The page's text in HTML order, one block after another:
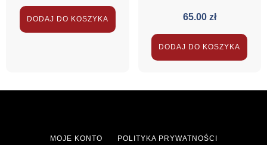
DODAJ DO KOSZYKA 65.00 zł
DODAJ DO KOSZYKA
MOJE KONTO
POLITYKA PRYWATNOŚCI